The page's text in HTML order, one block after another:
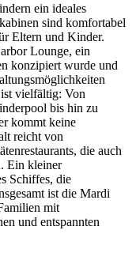
ein ideales
sind komfortabel
Eltern und Kinder.
Lounge, ein
konzipiert wurde und
vielfältig: Von
bis hin zu
kommt keine
reicht von
die auch
Ein kleiner
Schiffes, die
ist die Mardi
mit
und entspannten